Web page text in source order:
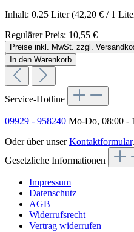
Inhalt: 0.25 Liter(42,20 € / 1
Regulärer Preis: 10,55 €
Preise inkl. MwSt. zzgl.
In den Warenkorb
Service-Hotline
09929 - 958240 Mo-Do, 08:00 -
Oder über unserKontaktformular.
Gesetzliche Informationen
Impressum
Datenschutz
AGB
Widerrufsrecht
Vertrag widerrufen